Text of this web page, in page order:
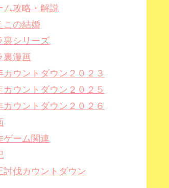
ム攻略・解説
この結婚
裏シリーズ
裏漫画
カウントダウン２０２３
カウントダウン２０２５
カウントダウン２０２６
ゲーム関連
討伐カウントダウン